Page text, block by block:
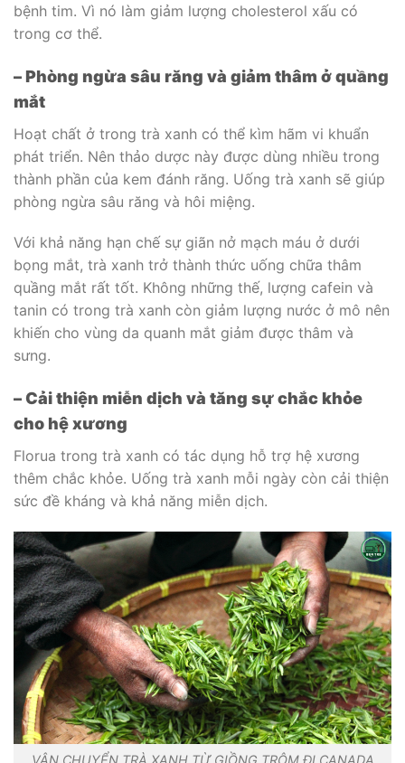
bệnh tim. Vì nó làm giảm lượng cholesterol xấu có
trong cơ thể.
– Phòng ngừa sâu răng và giảm thâm ở quầng
mắt
Hoạt chất ở trong trà xanh có thể kìm hãm vi khuẩn
phát triển. Nên thảo dược này được dùng nhiều trong
thành phần của kem đánh răng. Uống trà xanh sẽ giúp
phòng ngừa sâu răng và hôi miệng.
Với khả năng hạn chế sự giãn nở mạch máu ở dưới
bọng mắt, trà xanh trở thành thức uống chữa thâm
quầng mắt rất tốt. Không những thế, lượng cafein và
tanin có trong trà xanh còn giảm lượng nước ở mô nên
khiến cho vùng da quanh mắt giảm được thâm và
sưng.
– Cải thiện miễn dịch và tăng sự chắc khỏe
cho hệ xương
Florua trong trà xanh có tác dụng hỗ trợ hệ xương
thêm chắc khỏe. Uống trà xanh mỗi ngày còn cải thiện
sức đề kháng và khả năng miễn dịch.
VẬN CHUYỂN TRÀ XANH TỪ GIỒNG TRÔM ĐI CANADA